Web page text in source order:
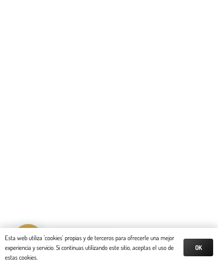
Reserva tu cita
Esta web utiliza 'cookies' propias y de terceros para ofrecerle una mejor
experiencia y servicio. Si continuas utilizando este sitio, aceptas el uso de
estas cookies.
OK